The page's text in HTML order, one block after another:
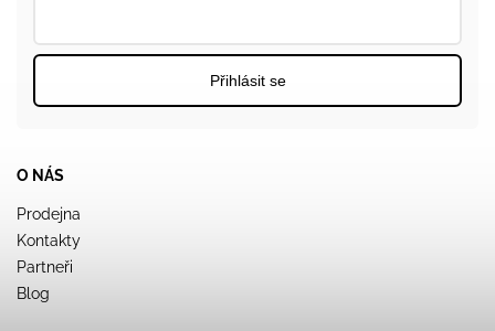
O NÁS
Prodejna
Kontakty
Partneři
Blog
Přihlásit se